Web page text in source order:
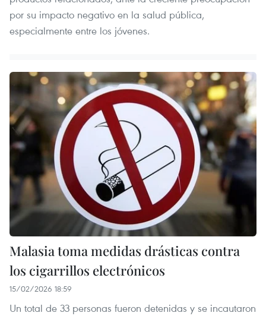
por su impacto negativo en la salud pública,
especialmente entre los jóvenes.
Malasia toma medidas drásticas contra
los cigarrillos electrónicos
15/02/2026 18:59
Un total de 33 personas fueron detenidas y se incautaron